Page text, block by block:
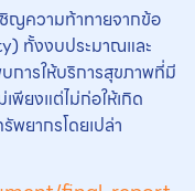
ญความท้าทายจากข้อ
ทั้งงบประมาณและ
ารให้บริการสุขภาพที่มี
ยงแต่ไม่ก่อให้เกิด
พยากรโดยเปล่า